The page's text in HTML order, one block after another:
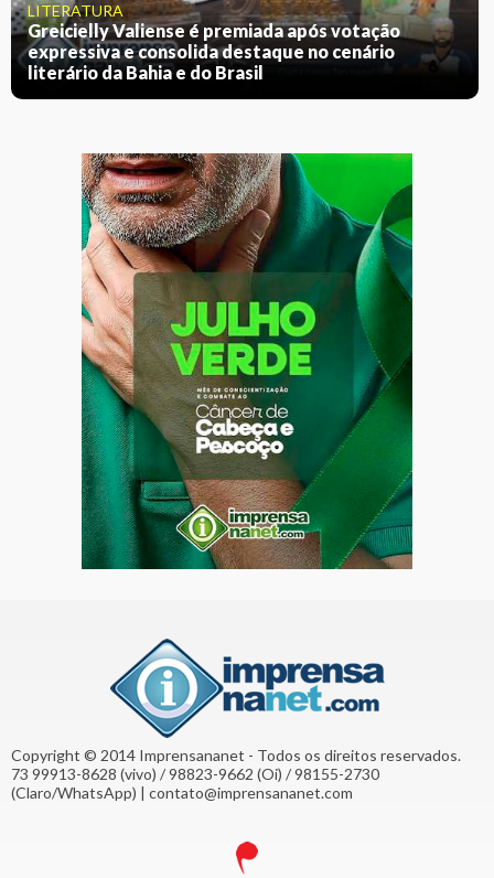
LITERATURA
Greicielly Valiense é premiada após votação
expressiva e consolida destaque no cenário
literário da Bahia e do Brasil
Copyright © 2014 Imprensananet - Todos os direitos reservados.
73 99913-8628 (vivo) / 98823-9662 (Oi) / 98155-2730
(Claro/WhatsApp) | contato@imprensananet.com